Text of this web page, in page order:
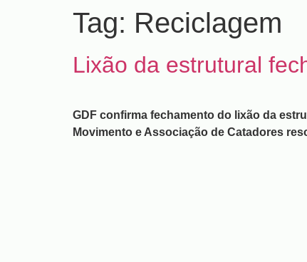
Tag: Reciclagem
Lixão da estrutural
GDF confirma fechamento do lixão da
Movimento e Associação de Catadores